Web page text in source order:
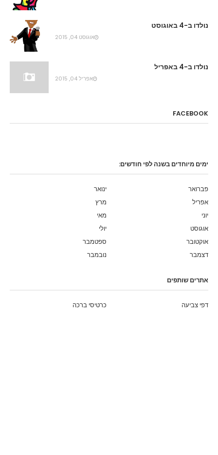
נולדו ב-4 באוגוסט
אוגוסט 04, 2015
נולדו ב-4 באפריל
אפריל 04, 2015
FACEBOOK
ימים מיוחדים בשנה לפי חודשים:
ינואר
פברואר
מרץ
אפריל
מאי
יוני
יולי
אוגוסט
ספטמבר
אוקטובר
נובמבר
דצמבר
אתרים שותפים
כרטיסי ברכה דפי צביעה